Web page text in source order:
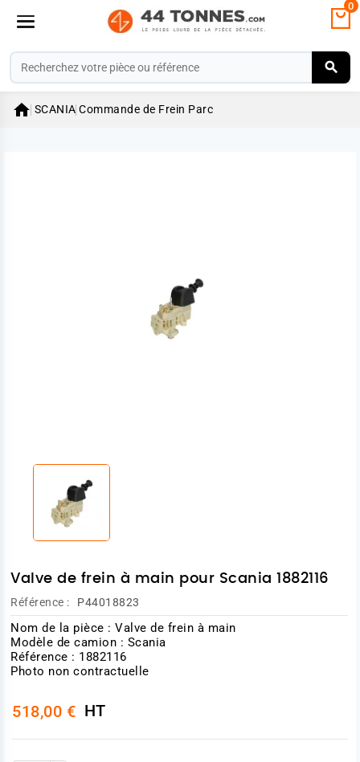
0
 SCANIA Commande de Frein Parc
Valve de frein à main pour Scania 1882116
Référence : P44018823
Nom de la pièce : Valve de frein à main
Modèle de camion : Scania
Référence : 1882116
Photo non contractuelle
518,00 € HT